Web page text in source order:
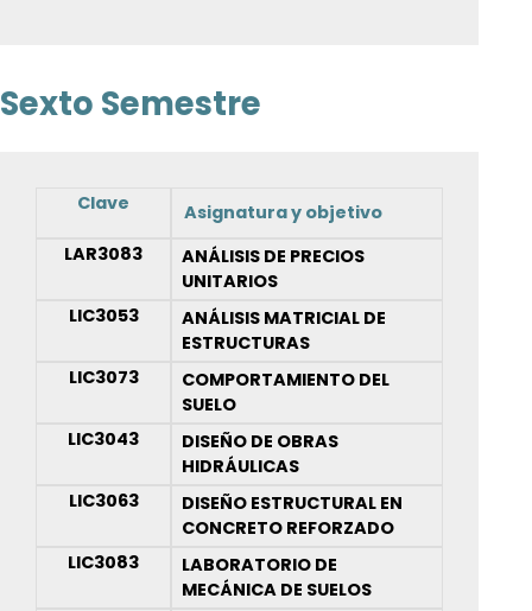
Sexto Semestre
Clave
Asignatura y objetivo
LAR3083
ANÁLISIS DE PRECIOS
UNITARIOS
LIC3053
ANÁLISIS MATRICIAL DE
ESTRUCTURAS
LIC3073
COMPORTAMIENTO DEL
SUELO
LIC3043
DISEÑO DE OBRAS
HIDRÁULICAS
LIC3063
DISEÑO ESTRUCTURAL EN
CONCRETO REFORZADO
LIC3083
LABORATORIO DE
MECÁNICA DE SUELOS